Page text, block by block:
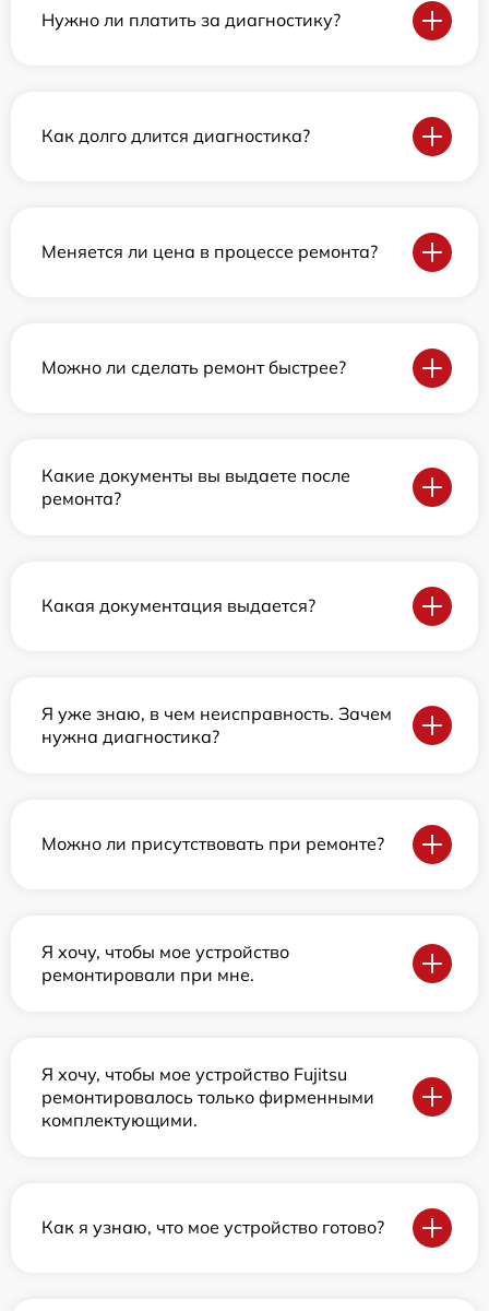
Нужно ли платить за диагностику?
Как долго длится диагностика?
Меняется ли цена в процессе ремонта?
Можно ли сделать ремонт быстрее?
Какие документы вы выдаете после
ремонта?
Какая документация выдается?
Я уже знаю, в чем неисправность. Зачем
нужна диагностика?
Можно ли присутствовать при ремонте?
Я хочу, чтобы мое устройство
ремонтировали при мне.
Я хочу, чтобы мое устройство Fujitsu
ремонтировалось только фирменными
комплектующими.
Как я узнаю, что мое устройство готово?